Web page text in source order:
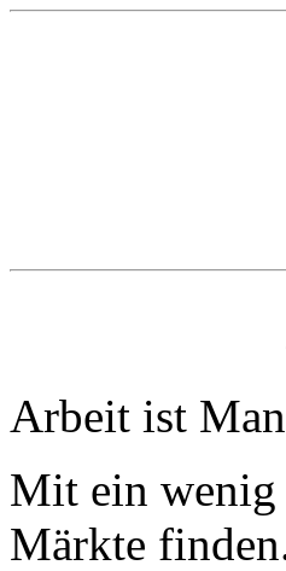
Arbeit ist
Mit ein wenig
Märkte